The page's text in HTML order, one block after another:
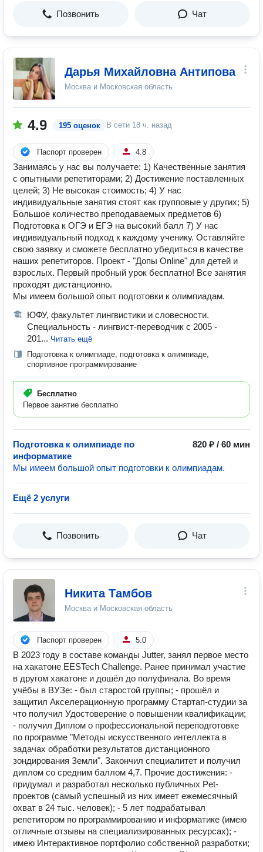
Позвонить Чат
Дарья Михайловна Антипова
Москва и Московская область
4.9 195 оценок В сети 18 ч. назад
Паспорт проверен 4.8
Занимаясь у нас вы получаете: 1) Качественные занятия
с опытными репетиторами; 2) Достижение поставленных
целей; 3) Не высокая стоимость; 4) У нас
индивидуальные занятия стоят как групповые у других; 5)
Большое количество преподаваемых предметов 6)
Подготовка к ОГЭ и ЕГЭ на высокий балл 7) У нас
индивидуальный подход к каждому ученику. Оставляйте
свою заявку и сможете бесплатно убедиться в качестве
наших репетиторов. Проект - "Допы Online" для детей и
взрослых. Первый пробный урок бесплатно! Все занятия
проходят дистанционно.
Мы имеем большой опыт подготовки к олимпиадам.
ЮФУ, факультет лингвистики и словесности.
Специальность - лингвист-переводчик с 2005 -
201... Читать ещё
Подготовка к олимпиаде, подготовка к олимпиаде,
спортивное программирование
Бесплатно
Первое занятие бесплатно
Подготовка к олимпиаде по
информатике
820 ₽ / 60 мин
Мы имеем большой опыт подготовки к олимпиадам.
Ещё 2 услуги
Позвонить Чат
Никита Тамбов
Москва и Московская область
Паспорт проверен 5.0
В 2023 году в составе команды Jutter, занял первое место
на хакатоне EESTech Challenge. Ранее принимал участие
в другом хакатоне и дошёл до полуфинала. Во время
учёбы в ВУЗе: - был старостой группы; - прошёл и
защитил Акселерационную программу Стартап-студии за
что получил Удостоверение о повышении квалификации;
- получил Диплом о профессиональной переподготовке
по программе "Методы искусственного интеллекта в
задачах обработки результатов дистанционного
зондирования Земли". Закончил специалитет и получил
диплом со средним баллом 4,7. Прочие достижения: -
придумал и разработал несколько публичных Pet-
проектов (самый успешный из них имеет ежемесячный
охват в 24 тыс. человек); - 5 лет подрабатывал
репетитором по программированию и информатике (имею
отличные отзывы на специализированных ресурсах); -
имею Интерактивное портфолио собственной разработки;